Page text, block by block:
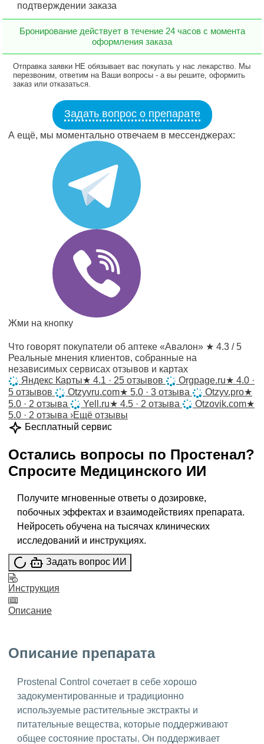
подтверждении заказа
Бронирование действует в течение 24 часов с момента
оформления заказа
Отправка заявки НЕ обязывает вас покупать у нас лекарство. Мы
перезвоним, ответим на Ваши вопросы - а вы решите, оформить
заказ или отказаться.
Задать вопрос о препарате
А ещё, мы моментально отвечаем в мессенджерах:
Жми на кнопку
Что говорят покупатели об аптеке «Авалон» ★ 4.3 / 5
Реальные мнения клиентов, собранные на
независимых сервисах отзывов и картах
Яндекс Карты★ 4.1 · 25 отзывов Orgpage.ru★ 4.0 ·
5 отзывов
Otzyvru.com★ 5.0 · 3 отзыва Otzyv.pro★
5.0 · 2 отзыва
Yell.ru★ 4.5 · 2 отзыва Otzovik.com★
5.0 · 2 отзыва ›Ещё отзывы
Бесплатный сервис
Остались вопросы по Простенал?
Спросите Медицинского ИИ
Получите мгновенные ответы о дозировке,
побочных эффектах и взаимодействиях препарата.
Нейросеть обучена на тысячах клинических
исследований и инструкциях.
Задать вопрос ИИ
Инструкция
Описание
Описание препарата
Prostenal Control сочетает в себе хорошо
задокументированные и традиционно
используемые растительные экстракты и
питательные вещества, которые поддерживают
общее состояние простаты. Он поддерживает